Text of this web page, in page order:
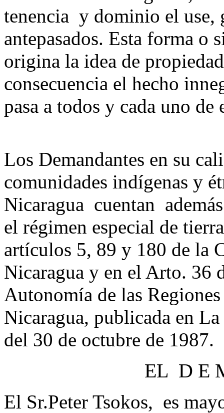
tenencia y dominio el use,
antepasados. Esta forma o
origina la idea de
consecuencia el hecho
pasa a todos y cada uno de
Los Demandantes en su
comunidades indígenas y
Nicaragua cuentan
el régimen especial de
artículos 5, 89 y 180 de la
Nicaragua y en el Arto. 36
Autonomía de las
Nicaragua, publicada en
del 30 de octubre de 1987.
EL D E
El Sr.Peter Tsokos, es